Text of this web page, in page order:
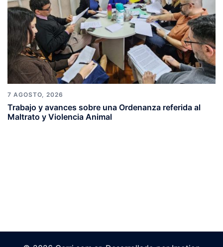
7 AGOSTO, 2026
Trabajo y avances sobre una Ordenanza referida al
Maltrato y Violencia Animal